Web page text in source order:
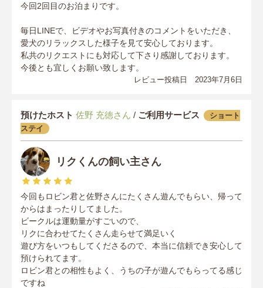
今回2回目のお泊まりです。
毎日LINEで、ビデオやお写真付きのコメントをいただき、
愛犬のリラックスした様子を見て安心しております。
私共のリクエストにも対応して下さり感謝しております。
今後とも宜しくお願い致します。
レビュー投稿日 2023年7月6日
預けたホスト 佐野 充徳さん / ご利用サービス
ショート
ステイ
リクくんの飼い主さん
今回もロビン君と佐野さんにたくさん遊んでもらい、帰って
からはまったりしてました。
ビークルは運動量がすごいので、
リクに合わせてたくさん走らせて満足いく
遊び方をいつもしてくださるので、本当に信頼でき安心して
預けられてます。
ロビン君との相性もよく、うちの子が遊んでもらってる感じ
ですね